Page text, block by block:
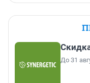
До 31